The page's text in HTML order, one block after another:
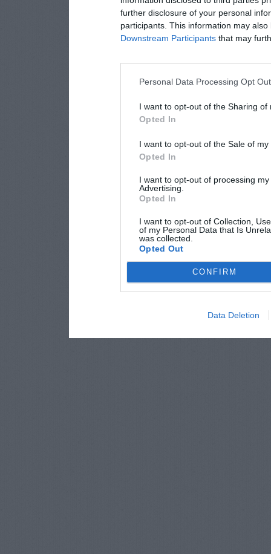
further disclosure of your personal
participants. This information may
Downstream Participants that may
Personal Data Processing Opt
I want to opt-out of the Sharing of
Opted In
I want to opt-out of the Sale of
Opted In
I want to opt-out of processing
Advertising.
Opted In
I want to opt-out of Collection,
of my Personal Data that Is
was collected.
Opted Out
CONFIRM
Data Deletion